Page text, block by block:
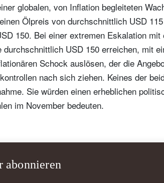
globalen, von Inflation begleiteten
Ölpreis von durchschnittlich USD
150. Bei einer extremen Eskalation
durchschnittlich USD 150 erreichen, mit
Schock auslösen, der die
nach sich ziehen. Keines der
Sie würden einen erheblichen
im November bedeuten.
abonnieren